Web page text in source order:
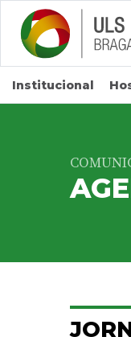
Saltar para
Institucional